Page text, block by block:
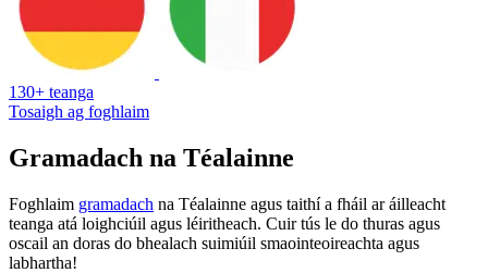
130+ teanga
Tosaigh ag foghlaim
Gramadach na Téalainne
Foghlaim gramadach na Téalainne agus taithí a fháil ar áilleacht
teanga atá loighciúil agus léiritheach. Cuir tús le do thuras agus
oscail an doras do bhealach suimiúil smaointeoireachta agus
labhartha!